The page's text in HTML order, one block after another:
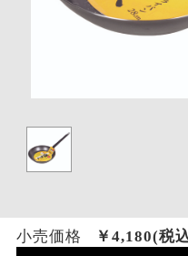
小売価格 ￥ 4,180(税